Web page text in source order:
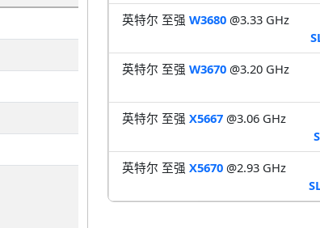
英特尔 至强 W3680@3.33 GHz
英特尔 至强 W3670@3.20 GHz
英特尔 至强 X5667@3.06 GHz
英特尔 至强 X5670@2.93 GHz